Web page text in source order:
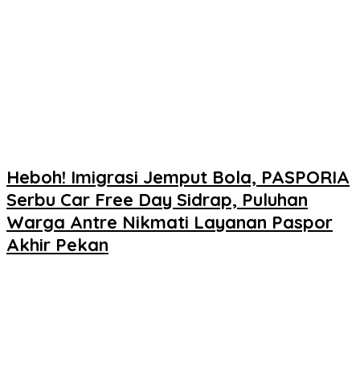
Heboh! Imigrasi Jemput Bola, PASPORIA
Serbu Car Free Day Sidrap, Puluhan
Warga Antre Nikmati Layanan Paspor
Akhir Pekan